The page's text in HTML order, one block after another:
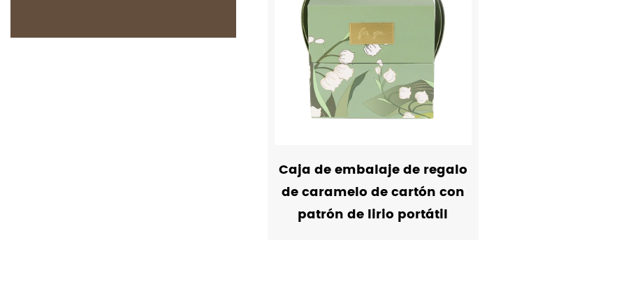
Caja de embalaje de regalo
de caramelo de cartón con
patrón de lirio portátil